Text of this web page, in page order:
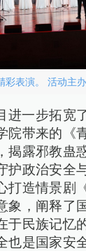
彩表演。 活动主
进一步拓宽
院带来的《
揭露邪教蛊
护政治安全
打造情景剧
象，阐释了
于民族记忆
也是国家安